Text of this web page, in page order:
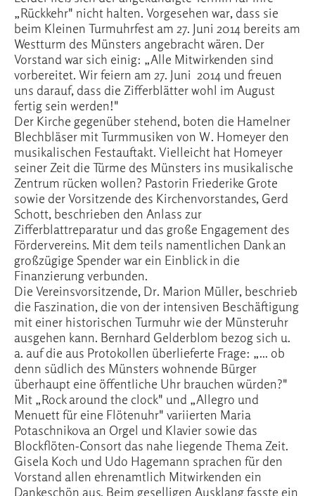
„Rückkehr" nicht halten. Vorgesehen war, dass sie
beim Kleinen Turmuhrfest am 27. Juni 2014 bereits am
Westturm des Münsters angebracht wären. Der
Vorstand war sich einig: „Alle Mitwirkenden sind
vorbereitet. Wir feiern am 27. Juni 2014 und freuen
uns darauf, dass die Zifferblätter wohl im August
fertig sein werden!"
Der Kirche gegenüber stehend, boten die Hamelner
Blechbläser mit Turmmusiken von W. Homeyer den
musikalischen Festauftakt. Vielleicht hat Homeyer
seiner Zeit die Türme des Münsters ins musikalische
Zentrum rücken wollen? Pastorin Friederike Grote
sowie der Vorsitzende des Kirchenvorstandes, Gerd
Schott, beschrieben den Anlass zur
Zifferblattreparatur und das große Engagement des
Fördervereins. Mit dem teils namentlichen Dank an
großzügige Spender war ein Einblick in die
Finanzierung verbunden.
Die Vereinsvorsitzende, Dr. Marion Müller, beschrieb
die Faszination, die von der intensiven Beschäftigung
mit einer historischen Turmuhr wie der Münsteruhr
ausgehen kann. Bernhard Gelderblom bezog sich u.
a. auf die aus Protokollen überlieferte Frage: „... ob
denn südlich des Münsters wohnende Bürger
überhaupt eine öffentliche Uhr brauchen würden?"
Mit „Rock around the clock" und „Allegro und
Menuett für eine Flötenuhr" variierten Maria
Potaschnikova an Orgel und Klavier sowie das
Blockflöten-Consort das nahe liegende Thema Zeit.
Gisela Koch und Udo Hagemann sprachen für den
Vorstand allen ehrenamtlich Mitwirkenden ein
Dankeschön aus. Beim geselligen Ausklang fasste ein